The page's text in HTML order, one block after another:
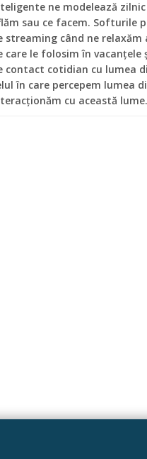
ne modelează
sau ce facem. Softurile
streaming când ne
care le folosim în
contact cotidian cu lumea
în care percepem lumea
cu această lume.